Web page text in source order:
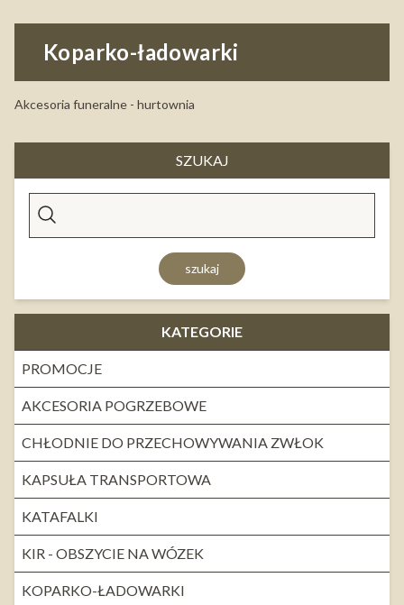
SZUKAJ
szukaj
KATEGORIE
PROMOCJE
AKCESORIA POGRZEBOWE
CHŁODNIE DO PRZECHOWYWANIA ZWŁOK
KAPSUŁA TRANSPORTOWA
KATAFALKI
KIR - OBSZYCIE NA WÓZEK
KOPARKO-ŁADOWARKI
Koparko-ładowarki
Akcesoria funeralne - hurtownia